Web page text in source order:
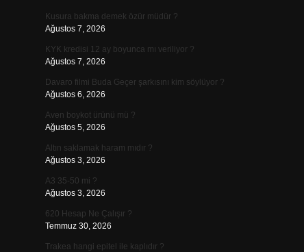
Kusura bakma demek özür müdür ?
Ağustos 7, 2026
KYK kredisi 12 ay boyunca mı veriliyor ?
Ağustos 7, 2026
Davaro filmi Buda Geçer şarkısını kim söylüyor ?
Ağustos 6, 2026
Aven boykot ürünü mü ?
Ağustos 5, 2026
Altın saklamak haram mıdır ?
Ağustos 3, 2026
A3 35-50 mi ?
Ağustos 3, 2026
620 Hesap Ne Çalışır ?
Temmuz 30, 2026
Trakea hangi epitel ile kaplıdır ?